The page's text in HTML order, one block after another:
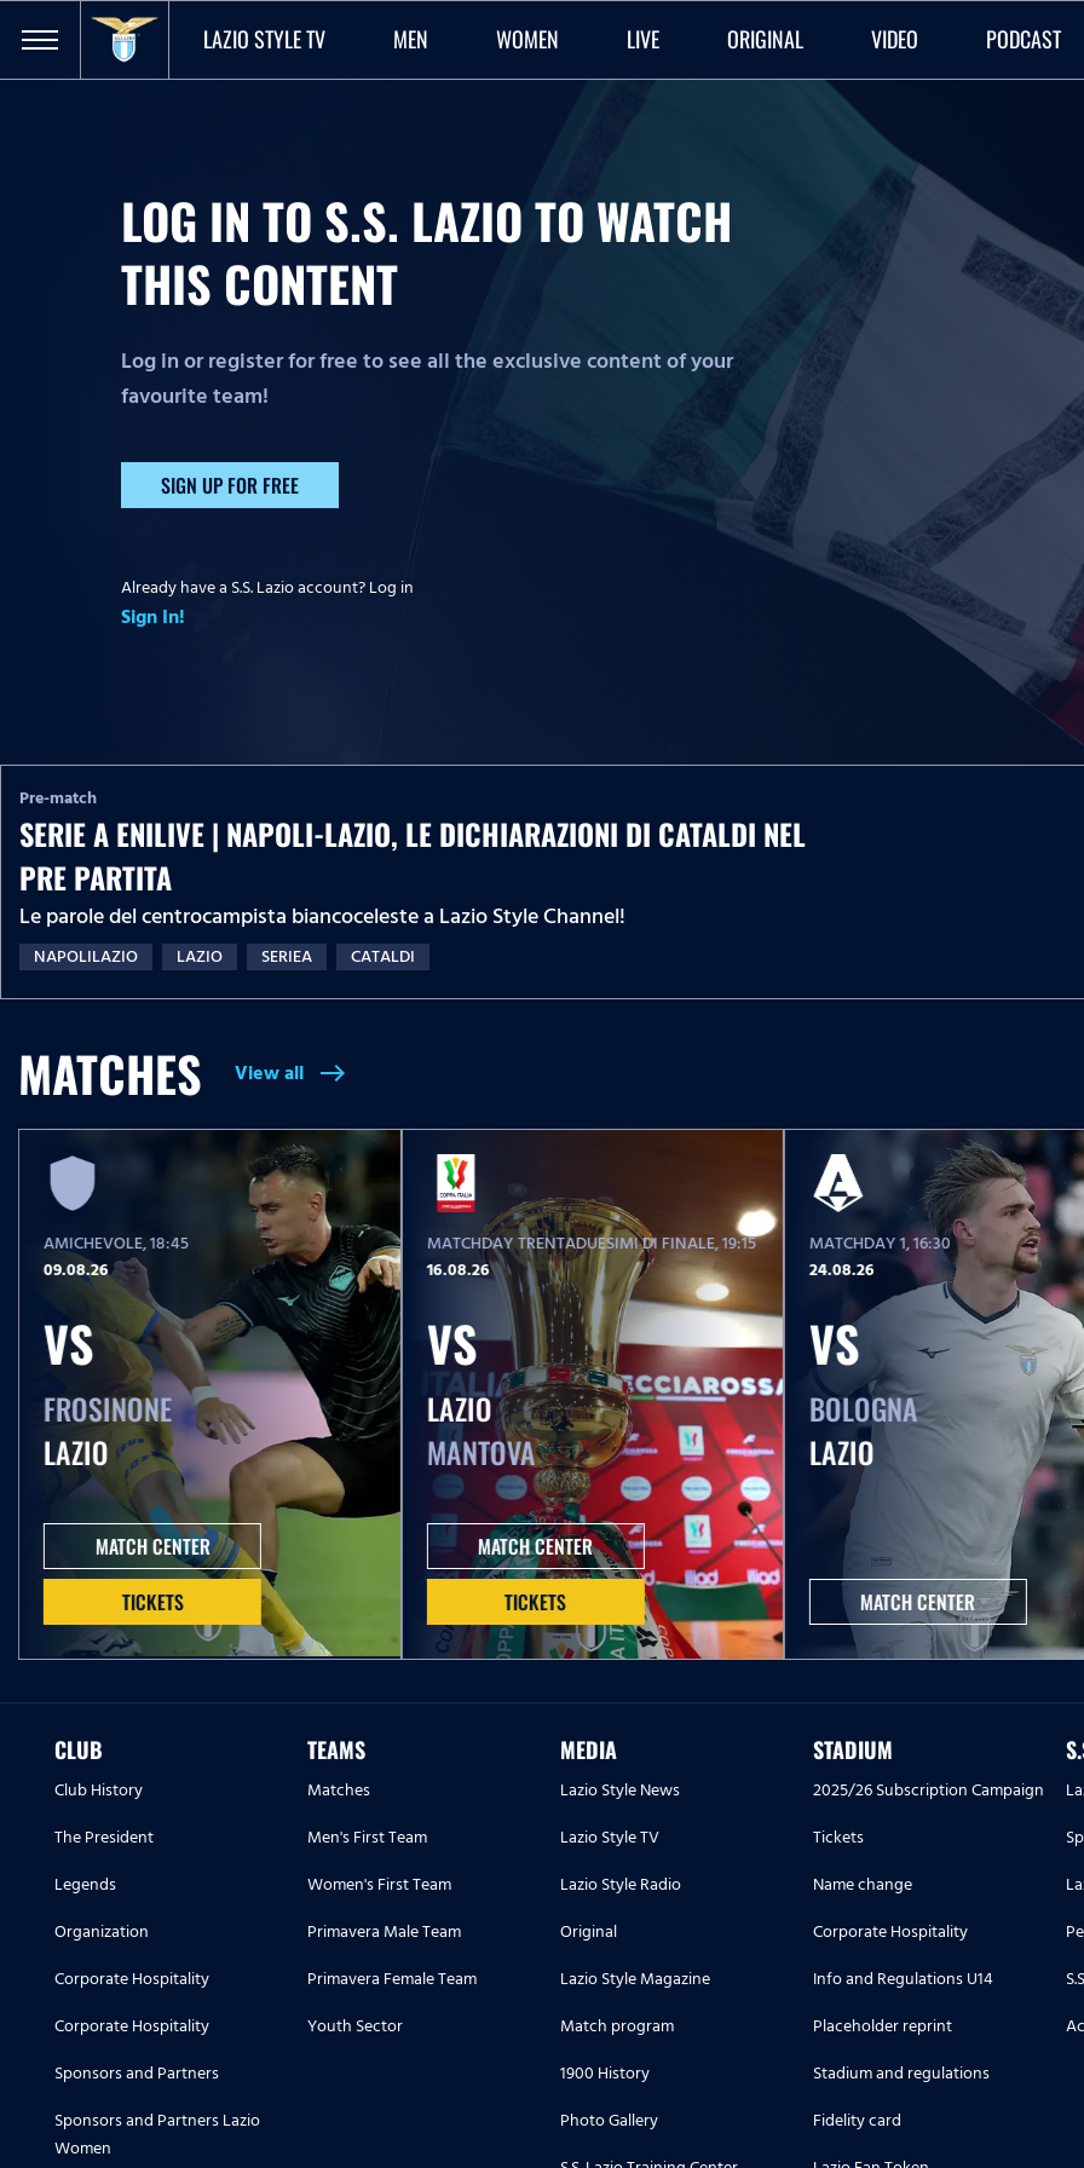
LAZIO STYLE TV MEN WOMEN LIVE ORIGINAL VIDEO PODCAST
LOG IN TO S.S. LAZIO TO WATCH
THIS CONTENT
Log in or register for free to see all the exclusive content of your
favourite team!
SIGN UP FOR FREE
Already have a S.S. Lazio account? Log in
Sign In!
Pre-match
SERIE A ENILIVE | NAPOLI-LAZIO, LE DICHIARAZIONI DI CATALDI NEL
PRE PARTITA
Le parole del centrocampista biancoceleste a Lazio Style Channel!
NAPOLILAZIO LAZIO SERIEA CATALDI
MATCHES View all east
AMICHEVOLE, 18:45
09.08.26
VS
FROSINONE
LAZIO
MATCH CENTER
TICKETS
MATCHDAY TRENTADUESIMI DI FINALE, 19:15
16.08.26
VS
LAZIO
MANTOVA
MATCH CENTER
TICKETS
MATCHDAY 1, 16:30
24.08.26
VS
BOLOGNA
LAZIO
MATCH CENTER
CLUB
Club History
The President
Legends
Organization
Corporate Hospitality
Corporate Hospitality
Sponsors and Partners
Sponsors and Partners Lazio
Women
TEAMS
Matches
Men's First Team
Women's First Team
Primavera Male Team
Primavera Female Team
Youth Sector
MEDIA
Lazio Style News
Lazio Style TV
Lazio Style Radio
Original
Lazio Style Magazine
Match program
1900 History
Photo Gallery
STADIUM
2025/26 Subscription Campaign
Tickets
Name change
Corporate Hospitality
Info and Regulations U14
Placeholder reprint
Stadium and regulations
Fidelity card